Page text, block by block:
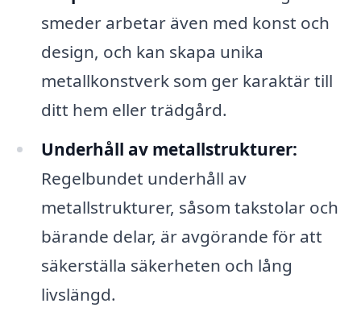
smeder arbetar även med konst och
design, och kan skapa unika
metallkonstverk som ger karaktär till
ditt hem eller trädgård.
Underhåll av metallstrukturer:
Regelbundet underhåll av
metallstrukturer, såsom takstolar och
bärande delar, är avgörande för att
säkerställa säkerheten och lång
livslängd.